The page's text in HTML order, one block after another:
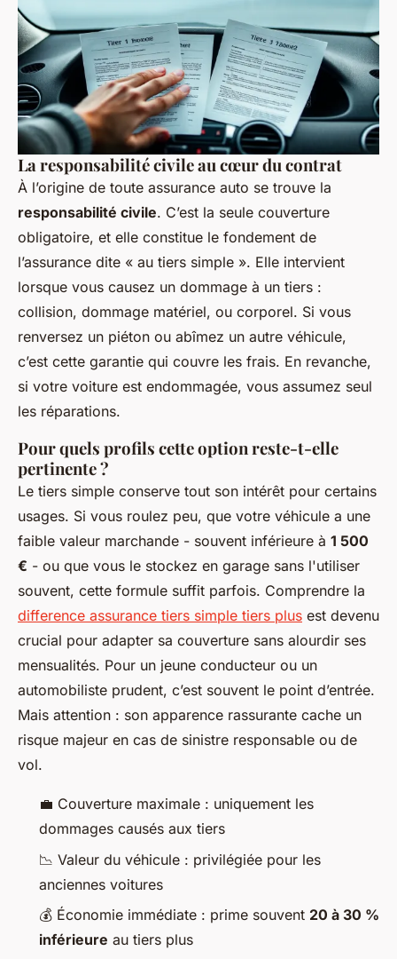
La responsabilité civile au cœur du contrat
À l’origine de toute assurance auto se trouve la
responsabilité civile. C’est la seule couverture
obligatoire, et elle constitue le fondement de
l’assurance dite « au tiers simple ». Elle intervient
lorsque vous causez un dommage à un tiers :
collision, dommage matériel, ou corporel. Si vous
renversez un piéton ou abîmez un autre véhicule,
c’est cette garantie qui couvre les frais. En revanche,
si votre voiture est endommagée, vous assumez seul
les réparations.
Pour quels profils cette option reste-t-elle
pertinente ?
Le tiers simple conserve tout son intérêt pour certains
usages. Si vous roulez peu, que votre véhicule a une
faible valeur marchande - souvent inférieure à 1 500
€ - ou que vous le stockez en garage sans l'utiliser
souvent, cette formule suffit parfois. Comprendre la
difference assurance tiers simple tiers plus est devenu
crucial pour adapter sa couverture sans alourdir ses
mensualités. Pour un jeune conducteur ou un
automobiliste prudent, c’est souvent le point d’entrée.
Mais attention : son apparence rassurante cache un
risque majeur en cas de sinistre responsable ou de
vol.
💼 Couverture maximale : uniquement les
dommages causés aux tiers
📉 Valeur du véhicule : privilégiée pour les
anciennes voitures
💰 Économie immédiate : prime souvent 20 à 30 %
inférieure au tiers plus